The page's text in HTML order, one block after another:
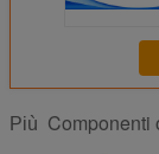
Più Componenti